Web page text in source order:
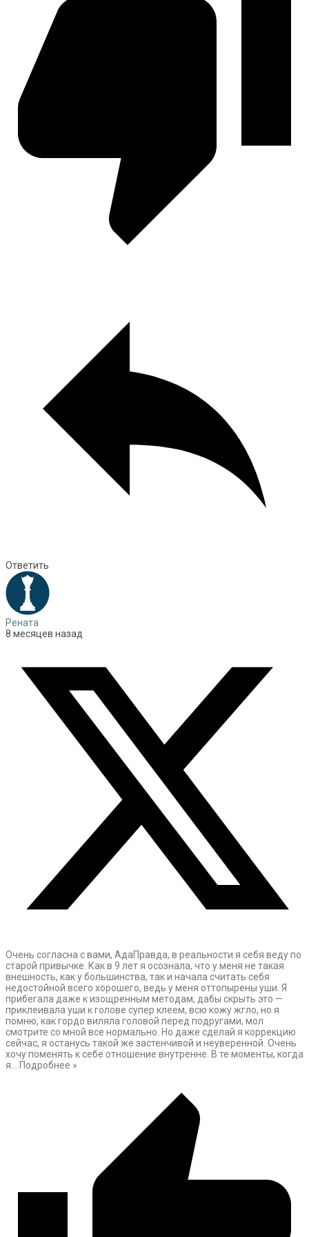
Ответить
Рената
8 месяцев назад
Очень согласна с вами, АдаПравда, в реальности я себя веду по
старой привычке. Как в 9 лет я осознала, что у меня не такая
внешность, как у большинства, так и начала считать себя
недостойной всего хорошего, ведь у меня оттопырены уши. Я
прибегала даже к изощренным методам, дабы скрыть это —
приклеивала уши к голове супер клеем, всю кожу жгло, но я
помню, как гордо виляла головой перед подругами, мол
смотрите со мной все нормально. Но даже сделай я коррекцию
сейчас, я останусь такой же застенчивой и неуверенной. Очень
хочу поменять к себе отношение внутренне. В те моменты, когда
я… Подробнее »